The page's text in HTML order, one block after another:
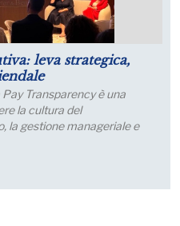
aspettative sulla
industriali migliorano
quota di imprese che
produzione; nei..